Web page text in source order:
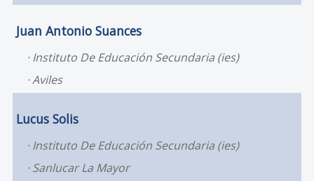
Juan Antonio Suances
Instituto De Educación Secundaria (ies)
Aviles
Lucus Solis
Instituto De Educación Secundaria (ies)
Sanlucar La Mayor